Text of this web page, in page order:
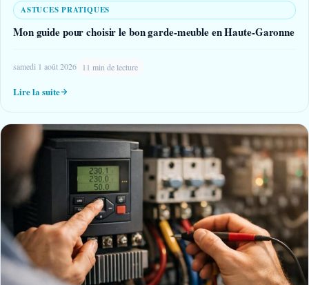
ASTUCES PRATIQUES
Mon guide pour choisir le bon garde-meuble en Haute-Garonne
samedi 1 août 2026 11 min de lecture
Lire la suite